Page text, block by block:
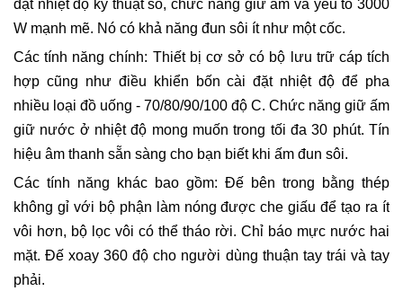
đặt nhiệt độ kỹ thuật số, chức năng giữ ấm và yếu tố 3000
W mạnh mẽ. Nó có khả năng đun sôi ít như một cốc.
Các tính năng chính: Thiết bị cơ sở có bộ lưu trữ cáp tích
hợp cũng như điều khiển bốn cài đặt nhiệt độ để pha
nhiều loại đồ uống - 70/80/90/100 độ C. Chức năng giữ ấm
giữ nước ở nhiệt độ mong muốn trong tối đa 30 phút. Tín
hiệu âm thanh sẵn sàng cho bạn biết khi ấm đun sôi.
Các tính năng khác bao gồm: Đế bên trong bằng thép
không gỉ với bộ phận làm nóng được che giấu để tạo ra ít
vôi hơn, bộ lọc vôi có thể tháo rời. Chỉ báo mực nước hai
mặt. Đế xoay 360 độ cho người dùng thuận tay trái và tay
phải.